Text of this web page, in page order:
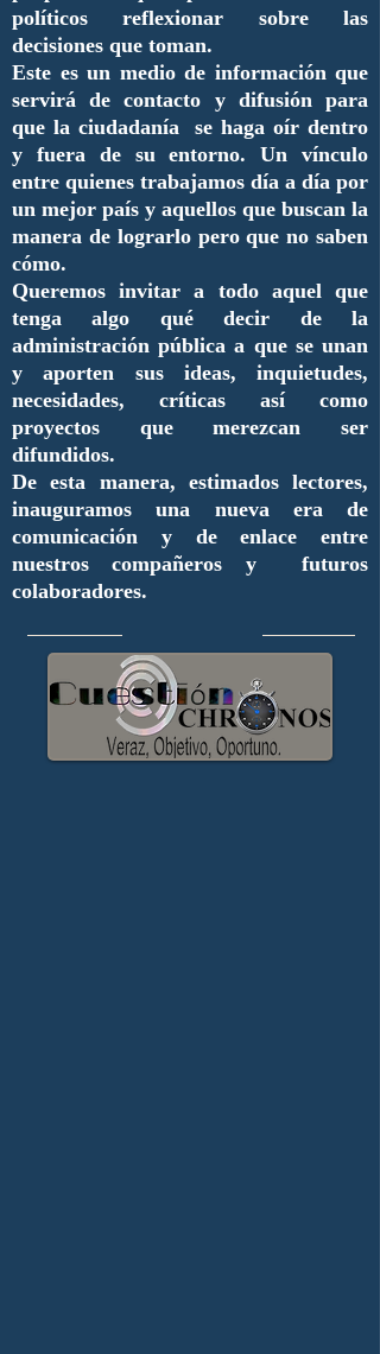
políticos reflexionar sobre las
decisiones que toman.
Este es un medio de información que
servirá de contacto y difusión para
que la ciudadanía se haga oír dentro
y fuera de su entorno. Un vínculo
entre quienes trabajamos día a día por
un mejor país y aquellos que buscan la
manera de lograrlo pero que no saben
cómo.
Queremos invitar a todo aquel que
tenga algo qué decir de la
administración pública a que se unan
y aporten sus ideas, inquietudes,
necesidades, críticas así como
proyectos que merezcan ser
difundidos.
De esta manera, estimados lectores,
inauguramos una nueva era de
comunicación y de enlace entre
nuestros compañeros y futuros
colaboradores.